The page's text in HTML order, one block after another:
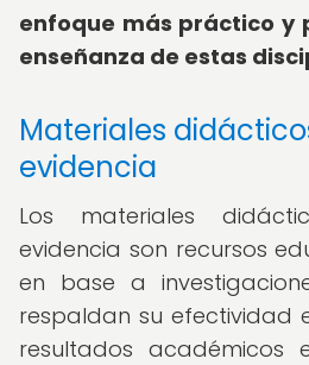
enfoque más práctico y
enseñanza de estas
Materiales
evidencia
Los materiales
evidencia son recursos
en base a
respaldan su efectividad
resultados académicos